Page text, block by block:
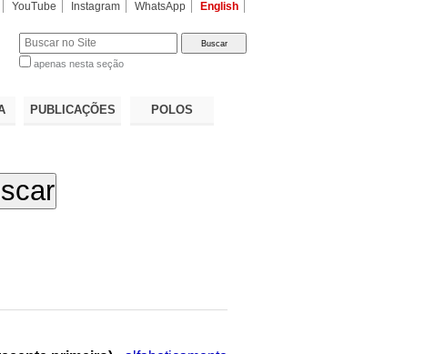
YouTube Instagram WhatsApp English
apenas nesta seção
PUBLICAÇÕES POLOS